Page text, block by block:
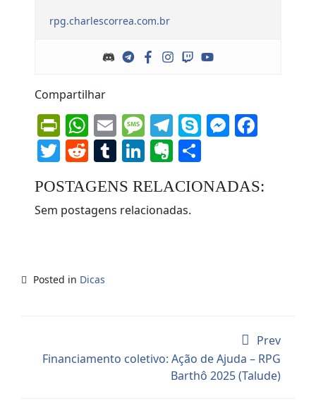
rpg.charlescorrea.com.br
Compartilhar
PrintFriendly
WhatsApp
EmailMessage
Telegram
Skype
Twitter
Reddit
Tumblr
LinkedIn
Evernote
POSTAGENS RELACIONADAS:
Sem postagens relacionadas.
Posted in Dicas
Prev
Financiamento coletivo: Ação de Ajuda – RPG
Barthô 2025 (Talude)